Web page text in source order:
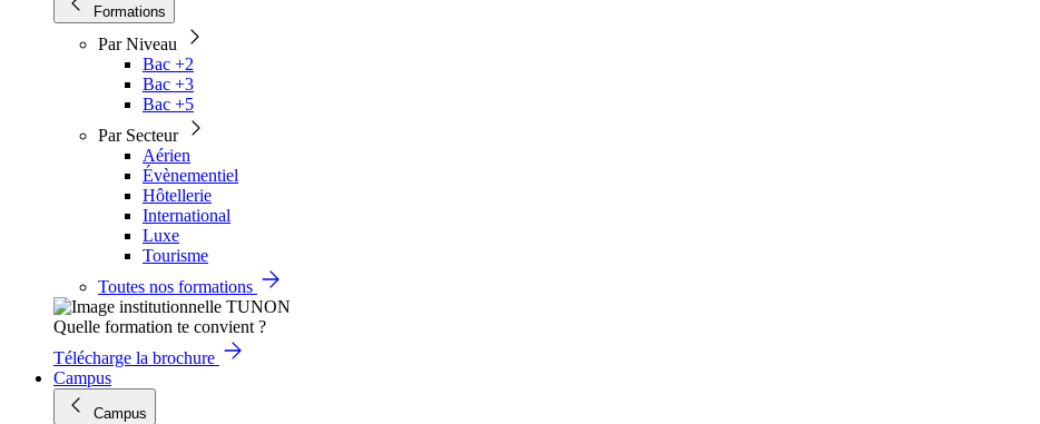
Formations
Par Niveau
Bac +2
Bac +3
Bac +5
Par Secteur
Aérien
Évènementiel
Hôtellerie
International
Luxe
Tourisme
Toutes nos formations
Quelle formation te convient ?
Télécharge la brochure
Campus
Campus